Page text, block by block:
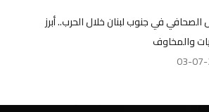
الصحافي في جنوب لبنان خلال الحرب.. أبرز
والمخاوف
03-